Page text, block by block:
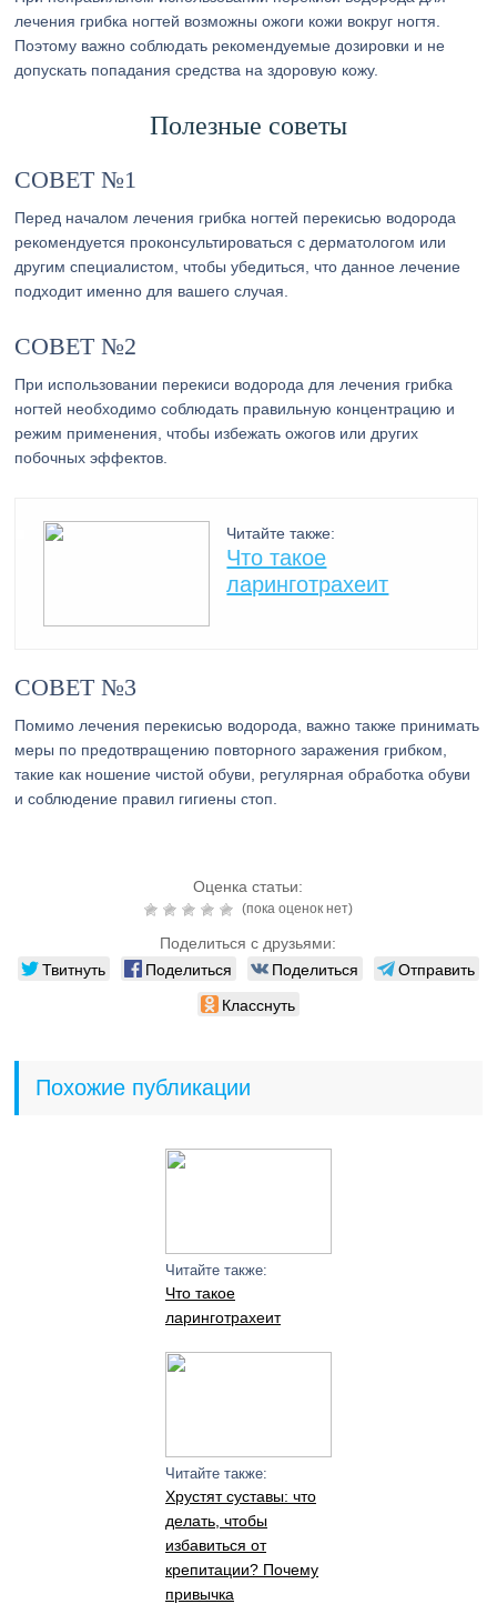
лечения грибка ногтей возможны ожоги кожи вокруг ногтя.
Поэтому важно соблюдать рекомендуемые дозировки и не
допускать попадания средства на здоровую кожу.
Полезные советы
СОВЕТ №1
Перед началом лечения грибка ногтей перекисью водорода
рекомендуется проконсультироваться с дерматологом или
другим специалистом, чтобы убедиться, что данное лечение
подходит именно для вашего случая.
СОВЕТ №2
При использовании перекиси водорода для лечения грибка
ногтей необходимо соблюдать правильную концентрацию и
режим применения, чтобы избежать ожогов или других
побочных эффектов.
Читайте также:
Что такое
ларинготрахеит
СОВЕТ №3
Помимо лечения перекисью водорода, важно также принимать
меры по предотвращению повторного заражения грибком,
такие как ношение чистой обуви, регулярная обработка обуви
и соблюдение правил гигиены стоп.
Оценка статьи:
(пока оценок нет)
Поделиться с друзьями:
Твитнуть Поделиться Поделиться
Отправить
Класснуть
Похожие публикации
Читайте также:
Что такое
ларинготрахеит
Читайте также:
Хрустят суставы: что
делать, чтобы
избавиться от
крепитации? Почему
привычка